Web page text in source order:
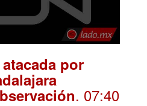
por
. 07:40